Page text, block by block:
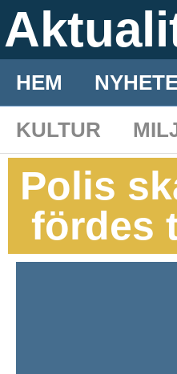
HEM
KULTUR
Polis
fördes